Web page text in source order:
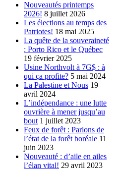
Nouveautés printemps
2026! 8 juillet 2026
Les élections au temps des
Patriotes! 18 mai 2025
La quête de la souveraineté
: Porto Rico et le Québec
19 février 2025
Usine Northvolt à 7G$ : à
qui ça profite? 5 mai 2024
La Palestine et Nous 19
avril 2024
L’indépendance : une lutte
ouvrière à mener jusqu’au
bout 1 juillet 2023
Feux de forêt : Parlons de
l’état de la forêt boréale 11
juin 2023
Nouveauté : d’aile en ailes
l’élan vital! 29 avril 2023